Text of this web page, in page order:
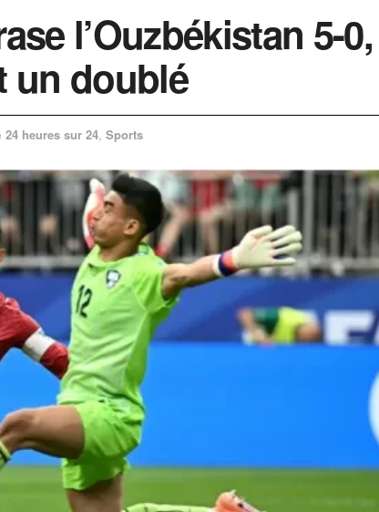
l’Ouzbékistan 5-0,
un doublé
24 heures sur 24, Sports